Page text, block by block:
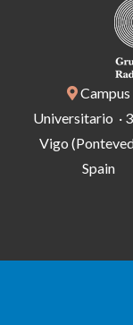
Campus
Universitario ·
Vigo
Spain